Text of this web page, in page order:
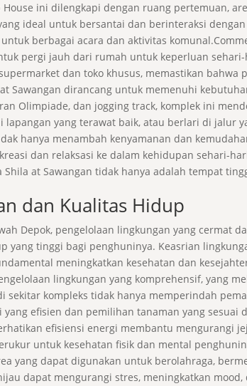
ini dilengkapi dengan ruang pertemuan,
ideal untuk bersantai dan berinteraksi
berbagai acara dan aktivitas
pergi jauh dari rumah untuk keperluan
dan toko khusus, memastikan
Sawangan dirancang untuk memenuhi
Olimpiade, dan jogging track, komplek ini
lapangan yang terawat baik, atau berlari di jalur
hanya menambah kenyamanan dan
dan relaksasi ke dalam kehidupan sehari-
at Sawangan tidak hanya adalah tempat
dan Kualitas Hidup
Depok, pengelolaan lingkungan yang
yang tinggi bagi penghuninya. Keasrian
meningkatkan kesehatan dan
lingkungan yang komprehensif, yang
sekitar kompleks tidak hanya memperindah
yang efisien dan pemilihan tanaman yang
efisiensi energi membantu mengurangi
untuk kesehatan fisik dan mental
yang dapat digunakan untuk berolahraga,
dapat mengurangi stres, meningkatkan